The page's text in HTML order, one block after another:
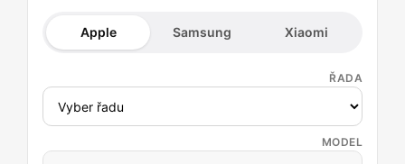
Apple Samsung Xiaomi
ŘADA
MODEL